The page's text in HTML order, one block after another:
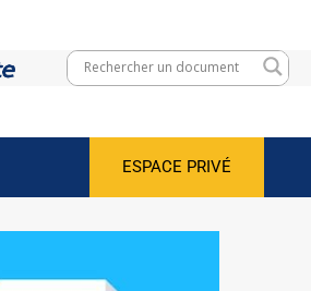
ESPACE PRIVÉ